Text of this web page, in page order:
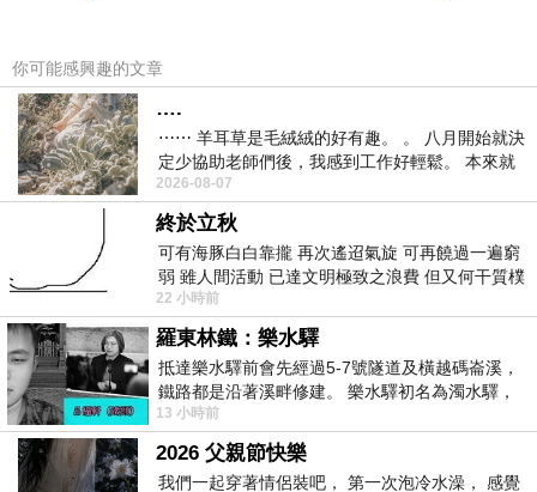
一說到珠寶文化，對西洋的好些人可能有那麼
些熟悉感，像是從中世紀開始的文藝復興、巴洛
克、新藝術…將一般常識變為自己知識其入手的
方式，想必有這三種方式。
一、多看實物並仔細觀察。除了各美術館、博
物館隔著玻璃看所展示著的古老珠寶外，最好也
能親手實際端詳(把玩)那樣個東西，因為櫃子裡
的猶如隔鞋搔養，珠寶的奧妙之美大為減半。珠
寶畢竟是讓人配戴上身的設計，瞧見原本人們佩
你可能感興趣的文章
….
⋯⋯ 羊耳草是毛絨絨的好有趣。 。 八月開始就決
定少協助老師們後，我感到工作好輕鬆。 本來就
不是我的工作啊。 真
2026-08-07
終於立秋
可有海豚白白靠攏 再次遙迢氣旋 可再饒過一遍窮
弱 雖人間活動 已達文明極致之浪費 但又何干質樸
者 只能白白陪葬
22 小時前
羅東林鐵：樂水驛
抵達樂水驛前會先經過5-7號隧道及橫越碼崙溪，
鐵路都是沿著溪畔修建。 樂水驛初名為濁水驛，
但因與臺鐵集集線車站同名，於1953
13 小時前
2026 父親節快樂
我們一起穿著情侶裝吧， 第一次泡冷水澡， 感覺